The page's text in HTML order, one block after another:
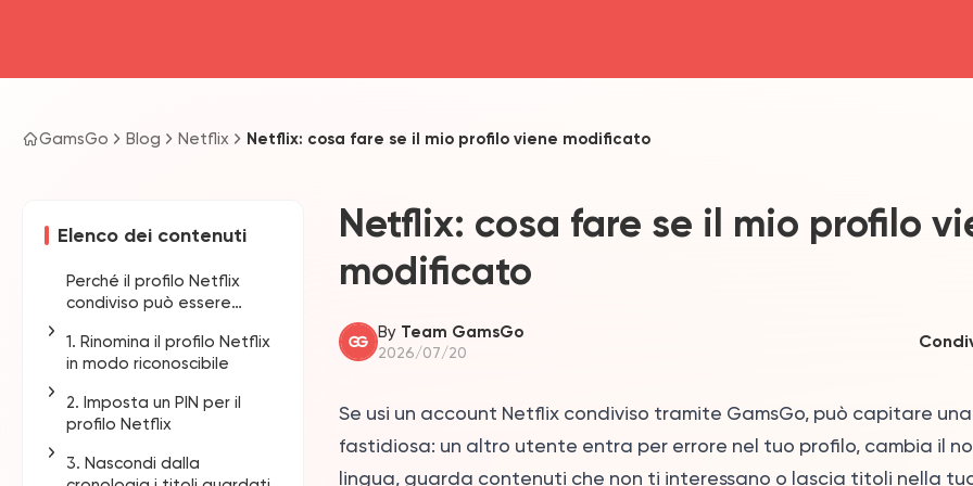
GamsGo Blog Netflix Netflix: cosa fare se il mio profilo viene modificato
Elenco dei contenuti
Perché il profilo Netflix
condiviso può essere
1. Rinomina il profilo Netflix
in modo riconoscibile
Come cambiare nome
al profilo Netflix
2. Imposta un PIN per il
profilo Netflix
Come mettere il PIN al
3. Nascondi dalla
Netflix: cosa fare se il mio profilo
modificato
By Team GamsGo
2026/07/20
Se usi un account Netflix condiviso tramite GamsGo, può capitare
fastidiosa: un altro utente entra per errore nel tuo profilo, cambia il
lingua, guarda contenuti che non ti interessano o lascia titoli nella